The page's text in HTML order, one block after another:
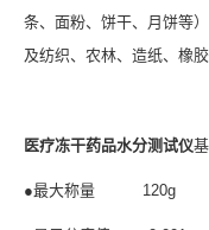
条、面粉、饼干、月饼等
及纺织、农林、造纸、橡
医疗冻干药品水分测试仪
●最大称量 120g